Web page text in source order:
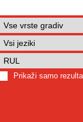
Prikaži samo